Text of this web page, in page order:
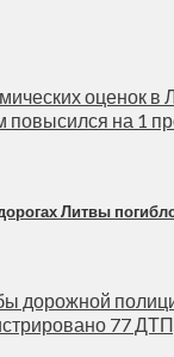
оценок в
на 1
Литвы
дорожной
77